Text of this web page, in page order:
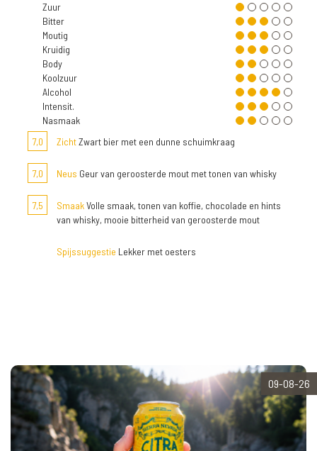
Zuur
Bitter
Moutig
Kruidig
Body
Koolzuur
Alcohol
Intensit.
Nasmaak
7,0
ZichtZwart bier met een dunne schuimkraag
7,0 Neus Geur van geroosterde mout met tonen van whisky
7,5 SmaakVolle smaak, tonen van koffie, chocolade en hints
van whisky, mooie bitterheid van geroosterde mout
Spijssuggestie Lekker met oesters
09-08-26